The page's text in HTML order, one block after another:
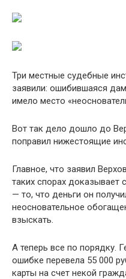
Три местные судебные
заявили: ошибившаяся
имело место
Вот так дело дошло до
поправил нижестоящие
Главное, что заявил
таких спорах доказывает
— то, что деньги он
неосновательное
взыскать.
А теперь все по порядку.
ошибке перевела 55 000
карты на счет некой